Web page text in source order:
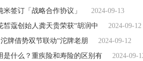
米签订「战略合作协议」
2024-09-13
皙蔻创始人龚天贵荣获“胡润中
2024-09-12
牌借势双节联动“沱牌老朋
2024-09-12
是什么？重疾险和寿险的区别有
2024-09-